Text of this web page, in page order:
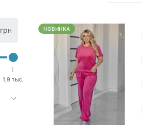
грн
1,9 тыс.
НОВИНКА